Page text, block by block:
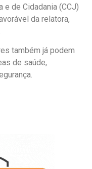
de Cidadania (CCJ)
da relatora,
também já podem
de saúde,